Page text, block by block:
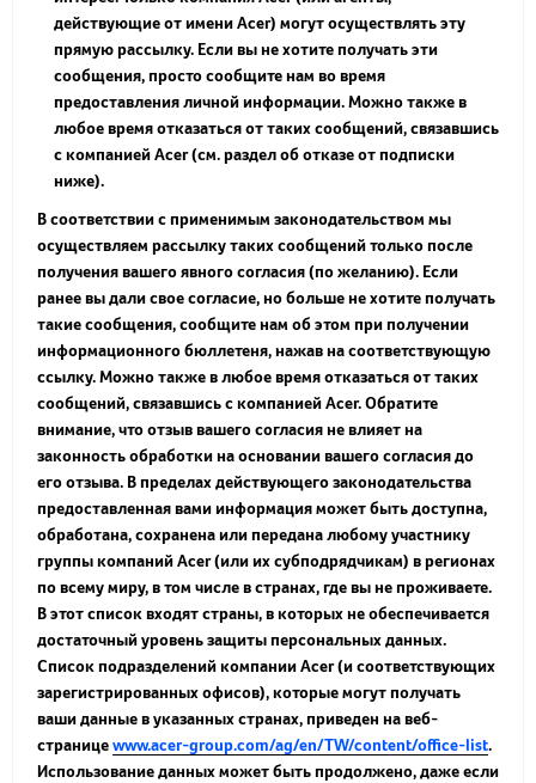
действующие от имени Acer) могут осуществлять эту
прямую рассылку. Если вы не хотите получать эти
сообщения, просто сообщите нам во время
предоставления личной информации. Можно также в
любое время отказаться от таких сообщений, связавшись
с компанией Acer (см. раздел об отказе от подписки
ниже).
В соответствии с применимым законодательством мы
осуществляем рассылку таких сообщений только после
получения вашего явного согласия (по желанию). Если
ранее вы дали свое согласие, но больше не хотите получать
такие сообщения, сообщите нам об этом при получении
информационного бюллетеня, нажав на соответствующую
ссылку. Можно также в любое время отказаться от таких
сообщений, связавшись с компанией Acer. Обратите
внимание, что отзыв вашего согласия не влияет на
законность обработки на основании вашего согласия до
его отзыва. В пределах действующего законодательства
предоставленная вами информация может быть доступна,
обработана, сохранена или передана любому участнику
группы компаний Acer (или их субподрядчикам) в регионах
по всему миру, в том числе в странах, где вы не проживаете.
В этот список входят страны, в которых не обеспечивается
достаточный уровень защиты персональных данных.
Список подразделений компании Acer (и соответствующих
зарегистрированных офисов), которые могут получать
ваши данные в указанных странах, приведен на веб-
страницеwww.acer-group.com/ag/en/TW/content/office-list.
Использование данных может быть продолжено, даже если